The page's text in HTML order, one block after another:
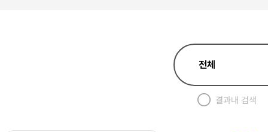
결과내 검색